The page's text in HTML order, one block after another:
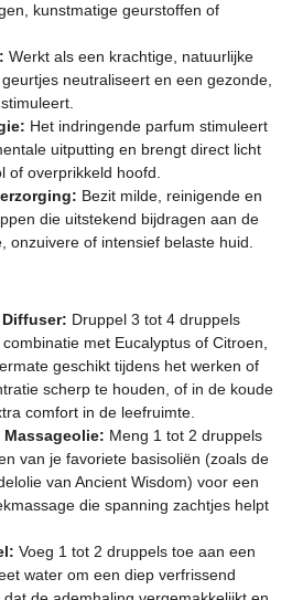
kunstmatige geurstoffen of
Werkt als een krachtige, natuurlijke
neutraliseert en een gezonde,
Het indringende parfum stimuleert
uitputting en brengt direct licht
of overprikkeld hoofd.
Bezit milde, reinigende en
die uitstekend bijdragen aan de
onzuivere of intensief belaste huid.
Druppel 3 tot 4 druppels
met Eucalyptus of Citroen,
geschikt tijdens het werken of
scherp te houden, of in de koude
comfort in de leefruimte.
Meng 1 tot 2 druppels
van je favoriete basisoliën (zoals de
van Ancient Wisdom) voor een
die spanning zachtjes helpt
Voeg 1 tot 2 druppels toe aan een
water om een diep verfrissend